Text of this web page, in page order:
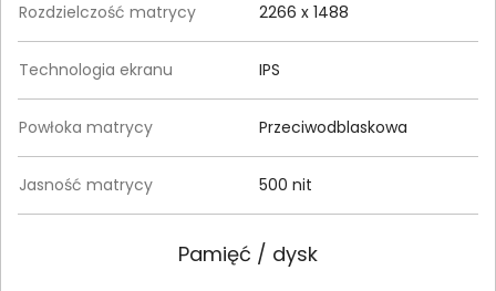
Rozdzielczość matrycy 2266 x 1488
Technologia ekranu IPS
Powłoka matrycy Przeciwodblaskowa
Jasność matrycy 500 nit
Pamięć / dysk